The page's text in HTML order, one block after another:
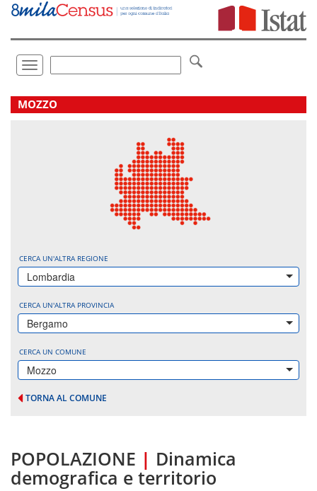
Vai
direttamente
Toggle
navigation
.
MOZZO
CERCA UN'ALTRA REGIONE
Lombardia
CERCA UN'ALTRA PROVINCIA
Bergamo
CERCA UN COMUNE
Mozzo
TORNA AL COMUNE
POPOLAZIONE | Dinamica
demografica e territorio